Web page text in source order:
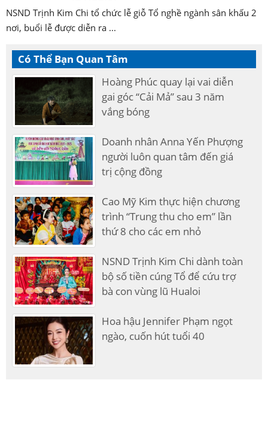
NSND Trịnh Kim Chi tổ chức lễ giỗ Tổ nghề ngành sân khấu 2
nơi, buổi lễ được diễn ra ...
Có Thể Bạn Quan Tâm
Hoàng Phúc quay lại vai diễn
gai góc “Cải Mả” sau 3 năm
vắng bóng
Doanh nhân Anna Yến Phượng
người luôn quan tâm đến giá
trị cộng đồng
Cao Mỹ Kim thực hiện chương
trình “Trung thu cho em” lần
thứ 8 cho các em nhỏ
NSND Trịnh Kim Chi dành toàn
bộ số tiền cúng Tổ để cứu trợ
bà con vùng lũ Hualoi
Hoa hậu Jennifer Phạm ngọt
ngào, cuốn hút tuổi 40